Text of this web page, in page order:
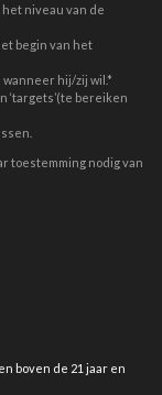
niveau van de
begin van het
hij/zij wil.*
bereiken
toestemming nodig van
boven de 21 jaar en